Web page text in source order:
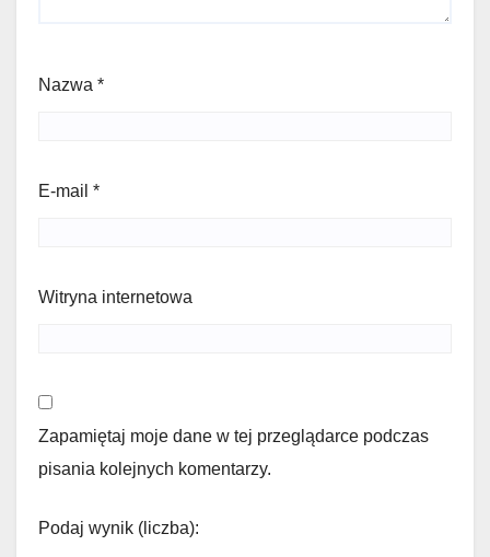
Nazwa *
E-mail *
Witryna internetowa
Zapamiętaj moje dane w tej przeglądarce podczas
pisania kolejnych komentarzy.
Podaj wynik (liczba):